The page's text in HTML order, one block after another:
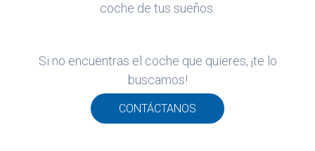
(0)coche de tus sueños.
Si no encuentras el coche que quieres, ¡te lo
buscamos!
CONTÁCTANOS